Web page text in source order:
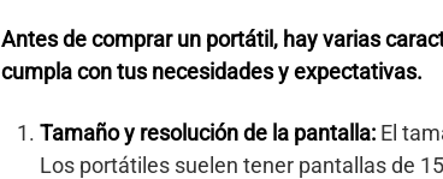
Antes de comprar un portátil, hay varias
cumpla con tus necesidades y expectativas.
Tamaño y resolución de la pantalla: El
Los portátiles suelen tener pantallas de